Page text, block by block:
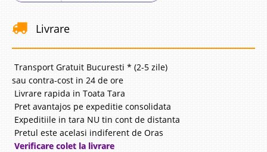
Livrare
Transport Gratuit Bucuresti * (2-5 zile)
sau contra-cost in 24 de ore
Livrare rapida in Toata Tara
Pret avantajos pe expeditie consolidata
Expeditiile in tara NU tin cont de distanta
Pretul este acelasi indiferent de Oras
Verificare colet la livrare